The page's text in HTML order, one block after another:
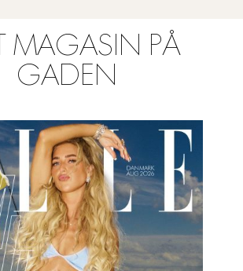
MAGASIN PÅ
GADEN